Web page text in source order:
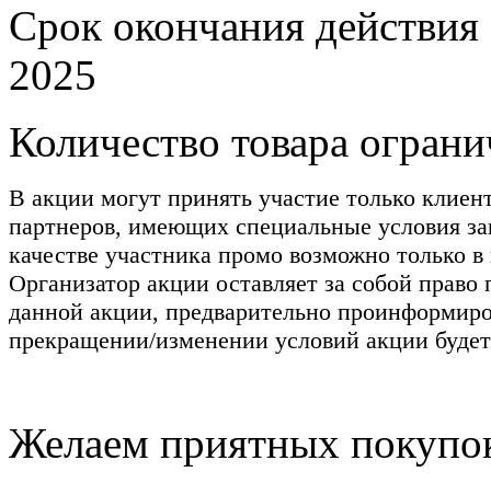
Срок окончания
2025
Количество товара
В акции могут принять участие только
партнеров, имеющих специальные условия
качестве участника промо возможно только
Организатор акции оставляет за собой
данной акции, предварительно
прекращении/изменении условий акции
Желаем приятных